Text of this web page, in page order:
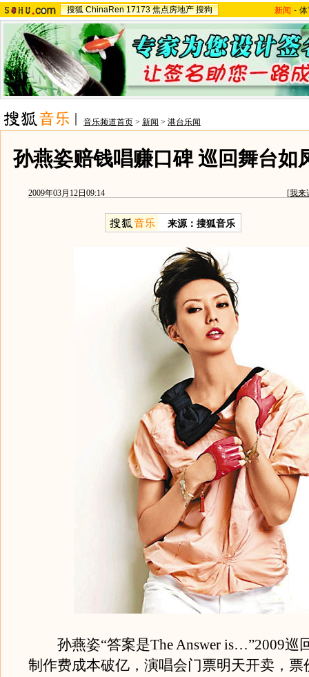
搜狐 ChinaRen 17173 焦点房地产 搜狗 新闻 -
音乐频道首页 > 新闻 > 港台乐闻
孙燕姿赔钱唱赚口碑 巡回舞台如
2009年03月12日09:14 [我来
来源： 搜狐音乐
孙燕姿“答案是The Answer is…”2009巡
制作费成本破亿，演唱会门票明天开卖，票